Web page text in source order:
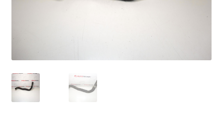
Ota yhteyttä
Tarkista